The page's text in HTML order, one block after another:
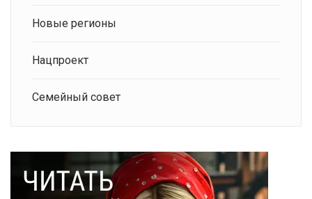
Новые регионы
Нацпроект
Семейный совет